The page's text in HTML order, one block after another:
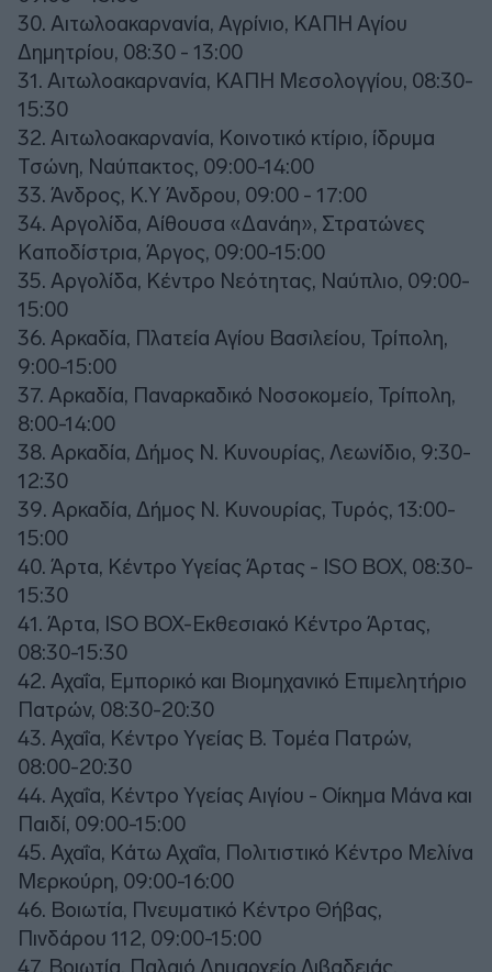
30. Αιτωλοακαρνανία, Αγρίνιο, ΚΑΠΗ Αγίου
Δημητρίου, 08:30 - 13:00
31. Αιτωλοακαρνανία, ΚΑΠΗ Μεσολογγίου, 08:30-
15:30
32. Αιτωλοακαρνανία, Κοινοτικό κτίριο, ίδρυμα
Τσώνη, Ναύπακτος, 09:00-14:00
33. Άνδρος, Κ.Υ Άνδρου, 09:00 - 17:00
34. Αργολίδα, Αίθουσα «Δανάη», Στρατώνες
Καποδίστρια, Άργος, 09:00-15:00
35. Αργολίδα, Κέντρο Νεότητας, Ναύπλιο, 09:00-
15:00
36. Αρκαδία, Πλατεία Αγίου Βασιλείου, Τρίπολη,
9:00-15:00
37. Αρκαδία, Παναρκαδικό Νοσοκομείο, Τρίπολη,
8:00-14:00
38. Αρκαδία, Δήμος Ν. Κυνουρίας, Λεωνίδιο, 9:30-
12:30
39. Αρκαδία, Δήμος Ν. Κυνουρίας, Τυρός, 13:00-
15:00
40. Άρτα, Κέντρο Υγείας Άρτας - ISO BOX, 08:30-
15:30
41. Άρτα, ISO BOX-Εκθεσιακό Κέντρο Άρτας,
08:30-15:30
42. Αχαΐα, Εμπορικό και Βιομηχανικό Επιμελητήριο
Πατρών, 08:30-20:30
43. Αχαΐα, Κέντρο Υγείας Β. Τομέα Πατρών,
08:00-20:30
44. Αχαΐα, Κέντρο Υγείας Αιγίου - Οίκημα Μάνα και
Παιδί, 09:00-15:00
45. Αχαΐα, Κάτω Αχαΐα, Πολιτιστικό Κέντρο Μελίνα
Μερκούρη, 09:00-16:00
46. Βοιωτία, Πνευματικό Κέντρο Θήβας,
Πινδάρου 112, 09:00-15:00
47. Βοιωτία, Παλαιό Δημαρχείο Λιβαδειάς,